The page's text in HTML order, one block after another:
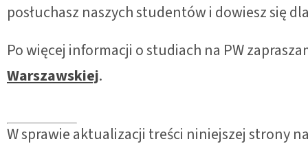
posłuchasz naszych studentów i dowiesz się
Po więcej informacji o studiach na PW
Warszawskiej.
W sprawie aktualizacji treści niniejszej strony